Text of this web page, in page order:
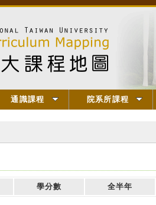
通識課程 院系所課程
學分數 全半年